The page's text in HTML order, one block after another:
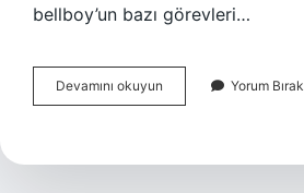
bellboy’un bazı görevleri…
Devamını okuyun
Bir
Olmalı
Yorum Bırak